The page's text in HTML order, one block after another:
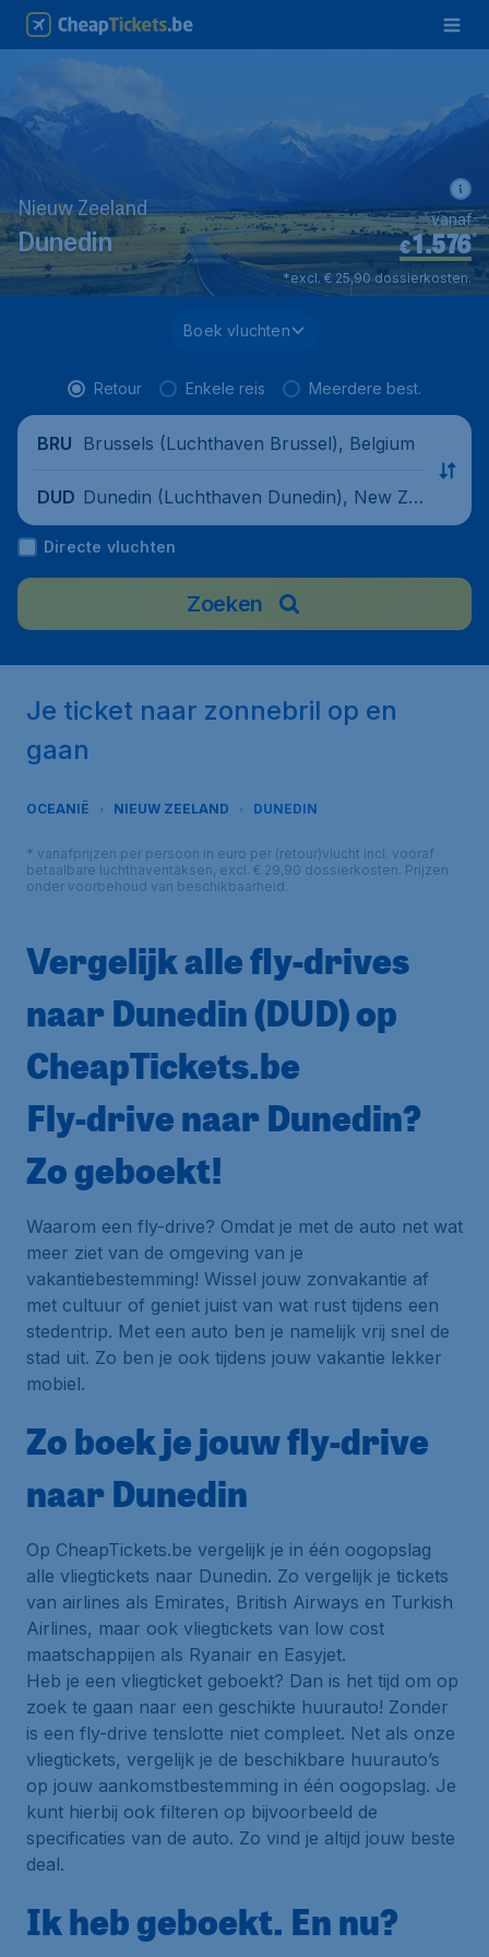
Nieuw Zeeland
Dunedin €1.576*
vanaf
*excl. € 25,90 dossierkosten.
Boek vluchten
Retour Enkele reis Meerdere best.
BRU Brussels (Luchthaven Brussel), Belgium
DUD Dunedin (Luchthaven Dunedin), New Ze
aland
Directe vluchten
Zoeken
Je ticket naar zonnebril op en
gaan
OCEANIË NIEUW ZEELAND DUNEDIN
* vanafprijzen per persoon in euro per (retour)vlucht incl. vooraf
betaalbare luchthaventaksen, excl. € 29,90 dossierkosten. Prijzen
onder voorbehoud van beschikbaarheid.
Vergelijk alle fly-drives
naar Dunedin (DUD) op
CheapTickets.be
Fly-drive naar Dunedin?
Zo geboekt!
Waarom een fly-drive? Omdat je met de auto net wat
meer ziet van de omgeving van je
vakantiebestemming! Wissel jouw zonvakantie af
met cultuur of geniet juist van wat rust tijdens een
stedentrip. Met een auto ben je namelijk vrij snel de
stad uit. Zo ben je ook tijdens jouw vakantie lekker
mobiel.
Zo boek je jouw fly-drive
naar Dunedin
Op CheapTickets.be vergelijk je in één oogopslag
alle vliegtickets naar Dunedin. Zo vergelijk je tickets
van airlines als Emirates, British Airways en Turkish
Airlines, maar ook vliegtickets van low cost
maatschappijen als Ryanair en Easyjet.
Heb je een vliegticket geboekt? Dan is het tijd om op
zoek te gaan naar een geschikte huurauto! Zonder
is een fly-drive tenslotte niet compleet. Net als onze
vliegtickets, vergelijk je de beschikbare huurauto’s
op jouw aankomstbestemming in één oogopslag. Je
kunt hierbij ook filteren op bijvoorbeeld de
specificaties van de auto. Zo vind je altijd jouw beste
deal.
Ik heb geboekt. En nu?